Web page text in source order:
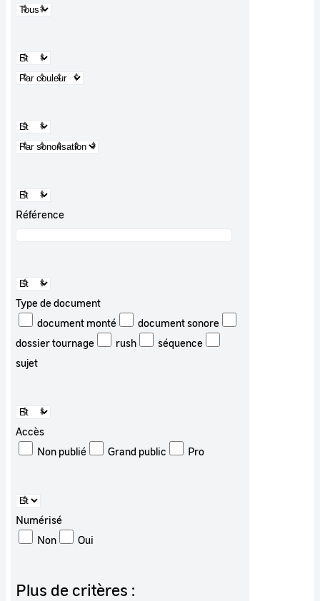
Référence
Type de document
document monté
document sonore
dossier tournage
rush
séquence
sujet
Accès
Non publié
Grand public Pro
Numérisé
Non
Oui
Plus de critères :